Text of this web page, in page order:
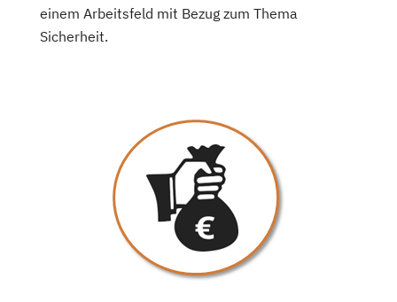
einem Arbeitsfeld mit Bezug zum Thema
Sicherheit.